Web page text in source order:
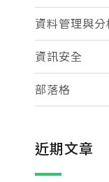
資料管理與分
資訊安全
部落格
近期文章